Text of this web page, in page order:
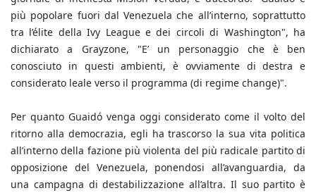
più popolare fuori dal Venezuela che all’interno, soprattutto
tra l’élite della Ivy League e dei circoli di Washington", ha
dichiarato a Grayzone, "E’ un personaggio che è ben
conosciuto in questi ambienti, è ovviamente di destra e
considerato leale verso il programma (di regime change)".
Per quanto Guaidó venga oggi considerato come il volto del
ritorno alla democrazia, egli ha trascorso la sua vita politica
all’interno della fazione più violenta del più radicale partito di
opposizione del Venezuela, ponendosi all’avanguardia, da
una campagna di destabilizzazione all’altra. Il suo partito è